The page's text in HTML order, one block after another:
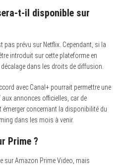
t-il disponible sur
pas prévu sur Netflix. Cependant, si la
introduit sur cette plateforme en
dans les droits de diffusion.
avec Canal+ pourrait permettre une
annonces officielles, car de
concernant la disponibilité du
dans les mois à venir.
Prime ?
sur Amazon Prime Video, mais